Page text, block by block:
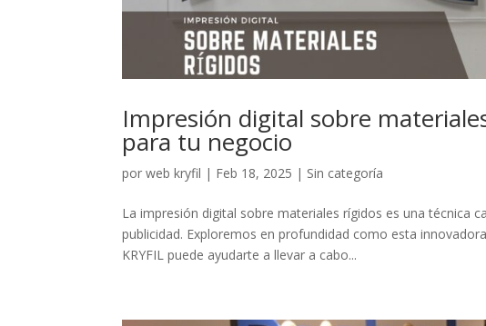
Impresión digital sobre
para tu negocio
porweb kryfil | Feb 18, 2025 | Sin categoría
La impresión digital sobre materiales rígidos es una técnica
publicidad. Exploremos en profundidad como esta
KRYFIL puede ayudarte a llevar a cabo...